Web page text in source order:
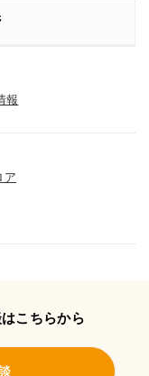
報
ア
こちらから